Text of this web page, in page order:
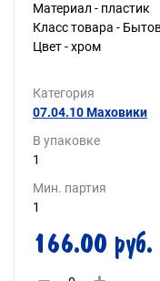
Материал - пластик
Класс товара -
Цвет - хром
Категория
07.04.10 Маховики
В упаковке
1
Мин. партия
1
166.00 руб.